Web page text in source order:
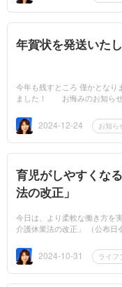
年賀状を発送いた
今年も残すところ 僅かとなりました(^^♪ 「
ました！ お悔みのお知らせ
( ;∀;)... 2024-12-24 お知ら
育児がしやすくな
法の改正」
今日は、より柔軟な働き方を
介護休業法の改正」 （公布日
改正内容...2024-10-31 ライフ